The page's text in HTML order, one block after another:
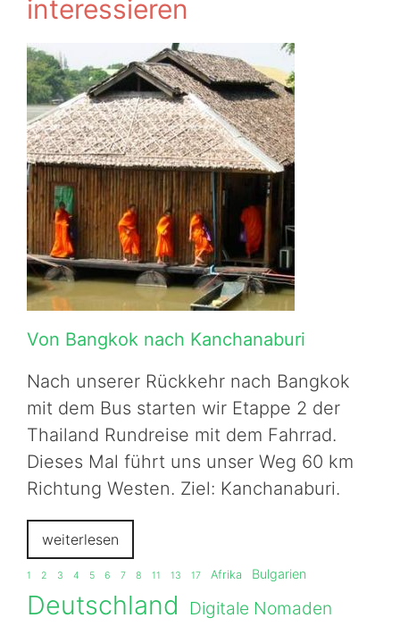
interessieren
Von Bangkok nach Kanchanaburi
Nach unserer Rückkehr nach Bangkok
mit dem Bus starten wir Etappe 2 der
Thailand Rundreise mit dem Fahrrad.
Dieses Mal führt uns unser Weg 60 km
Richtung Westen. Ziel: Kanchanaburi.
weiterlesen
1 2 3 4 5 6 7 8 11 13 17 Afrika Bulgarien
Deutschland Digitale Nomaden